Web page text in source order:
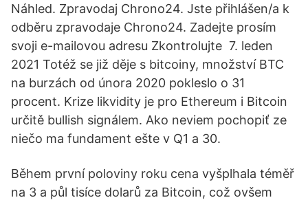
Náhled. Zpravodaj Chrono24. Jste přihlášen/a k
odběru zpravodaje Chrono24. Zadejte prosím
svoji e-mailovou adresu Zkontrolujte 7. leden
2021 Totéž se již děje s bitcoiny, množství BTC
na burzách od února 2020 pokleslo o 31
procent. Krize likvidity je pro Ethereum i Bitcoin
určitě bullish signálem. Ako neviem pochopiť ze
niečo ma fundament ešte v Q1 a 30.
Během první poloviny roku cena vyšplhala téměř
na 3 a půl tisíce dolarů za Bitcoin, což ovšem